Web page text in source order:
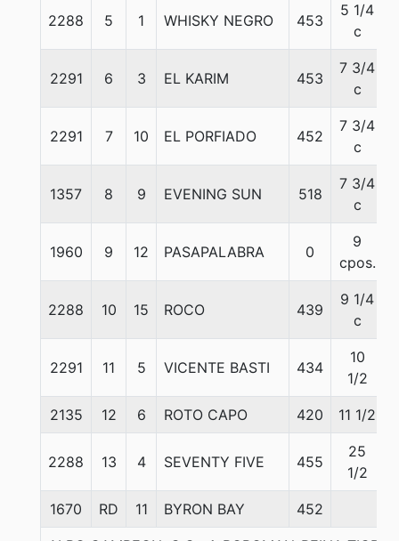
2288 5 1 WHISKY NEGRO 453
5 1/4
c
2291 6 3 EL KARIM 453
7 3/4
c
2291 7 10 EL PORFIADO 452
7 3/4
c
1357 8 9 EVENING SUN 518
7 3/4
c
1960 9 12 PASAPALABRA 0
9
cpos.
2288 10 15 ROCO 439
9 1/4
c
2291 11 5 VICENTE BASTI 434
10
1/2
2135 12 6 ROTO CAPO 420 11 1/2
2288 13 4 SEVENTY FIVE 455
25
1/2
1670 RD 11 BYRON BAY 452